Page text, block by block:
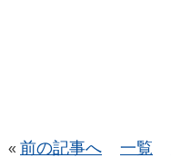
« 前の記事へ 一覧